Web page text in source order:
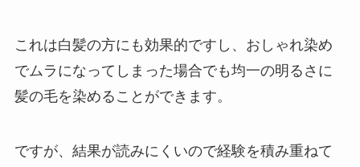
これは白髪の方にも効果的ですし、おしゃれ染め
でムラになってしまった場合でも均一の明るさに
髪の毛を染めることができます。
ですが、結果が読みにくいので経験を積み重ねて